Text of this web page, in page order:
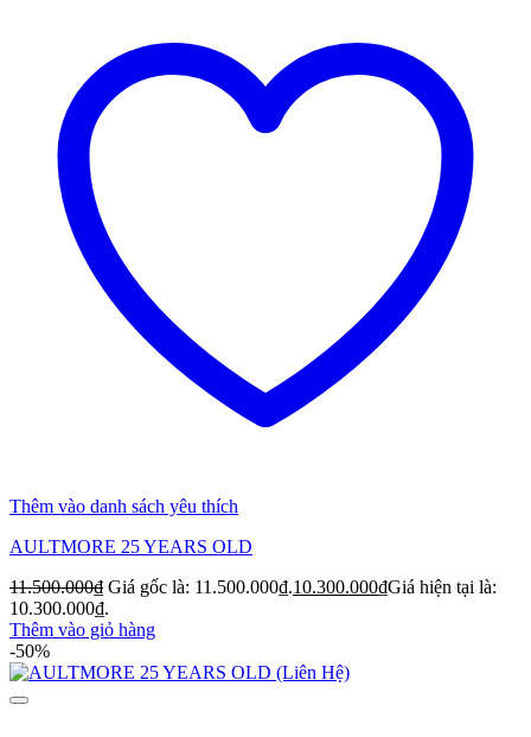
Thêm vào danh sách yêu thích
AULTMORE 25 YEARS OLD
11.500.000₫ Giá gốc là: 11.500.000₫.10.300.000₫Giá hiện tại là:
10.300.000₫.
Thêm vào giỏ hàng
-50%